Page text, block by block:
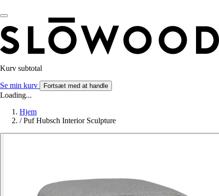
Kurv subtotal
Se min kurv Fortsæt med at handle
Loading...
Hjem
/ Puf Hubsch Interior Sculpture